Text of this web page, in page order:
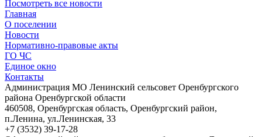
Посмотреть все новости
Главная
О поселении
Новости
Нормативно-правовые акты
ГО ЧС
Единое окно
Контакты
Администрация МО Ленинский сельсовет Оренбургского
района Оренбургской области
460508, Оренбургская область, Оренбургский район,
п.Ленина, ул.Ленинская, 33
+7 (3532) 39-17-28